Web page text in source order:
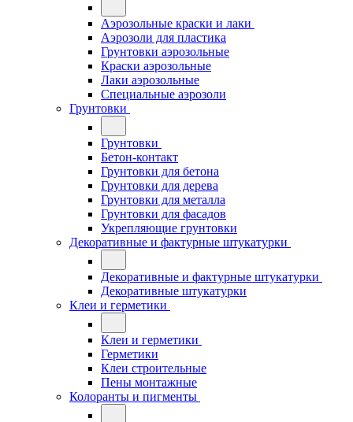
Аэрозольные краски и лаки
Аэрозоли для пластика
Грунтовки аэрозольные
Краски аэрозольные
Лаки аэрозольные
Специальные аэрозоли
Грунтовки
Грунтовки
Бетон-контакт
Грунтовки для бетона
Грунтовки для дерева
Грунтовки для металла
Грунтовки для фасадов
Укрепляющие грунтовки
Декоративные и фактурные штукатурки
Декоративные и фактурные штукатурки
Декоративные штукатурки
Клеи и герметики
Клеи и герметики
Герметики
Клеи строительные
Пены монтажные
Колоранты и пигменты